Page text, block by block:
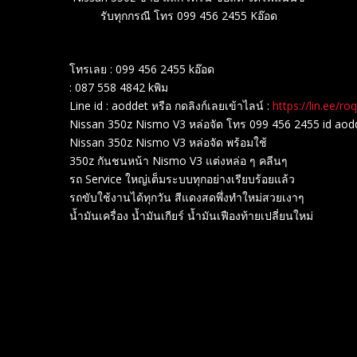
รับทุกกรณี โทร 099 456 2455 Kอ๊อด
โทรเลย : 099 456 2455 kอ๊อด
: 087 558 4842 kพิม
Line id : aoddet หรือ กดลิงก์เลยเข้าไลน์ : https://lin.ee/
Nissan 350z Nismo V3 หล่อจัด โทร 099 456 2455 id
Nissan 350z Nismo V3 หล่อจัด พร้อมใช้
350z กันชนหน้า Nismo V3 แต่งหล่อ ๆ คลีนๆ
รถ Service ใหญ่เต็มระบบทุกอย่างเรียบร้อยแล้ว
รถขับใช้งานได้ทุกวัน สีแดงสดพึ่งทำใหม่สวยเงาๆ
น้ำมันเครื่อง น้ำมันเกียร์ น้ำมันเฟืองท้ายเปลี่ยนใหม่